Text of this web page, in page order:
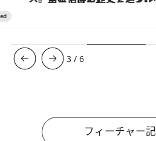
3 /6
フィーチャー